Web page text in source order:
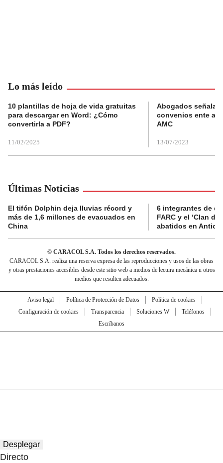
Lo más leído
10 plantillas de hoja de vida gratuitas
para descargar en Word: ¿Cómo
convertirla a PDF?
11/02/2025
Abogados
convenios ente
AMC
13/07/2023
Últimas Noticias
El tifón Dolphin deja lluvias récord y
más de 1,6 millones de evacuados en
China
6 integrantes de
FARC y el ‘Clan
abatidos en
© CARACOL S.A. Todos los derechos reservados.
CARACOL S.A. realiza una reserva expresa de las reproducciones y usos de las obras
y otras prestaciones accesibles desde este sitio web a medios de lectura mecánica u otros
medios que resulten adecuados.
Aviso legal Política de Protección de Datos
Política de cookies
Configuración de cookies
Transparencia Soluciones W
Teléfonos
Escríbanos
Desplegar
Directo